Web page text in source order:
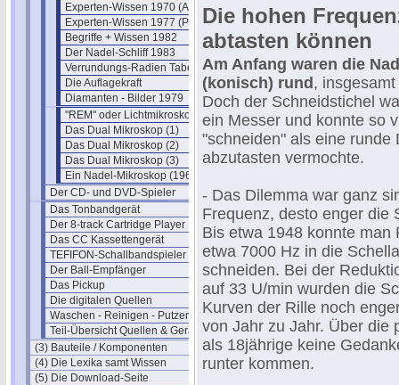
Experten-Wissen 1970 (AES)
Experten-Wissen 1977 (Paroc)
Begriffe + Wissen 1982
Der Nadel-Schliff 1983
Verrundungs-Radien Tabelle
Die Auflagekraft
Diamanten - Bilder 1979
"REM" oder Lichtmikroskop ?
Das Dual Mikroskop (1)
Das Dual Mikroskop (2)
Das Dual Mikroskop (3)
Ein Nadel-Mikroskop (1960)
Der CD- und DVD-Spieler
Das Tonbandgerät
Der 8-track Cartridge Player
Das CC Kassettengerät
TEFIFON-Schallbandspieler (1950)
Der Ball-Empfänger
Das Pickup
Die digitalen Quellen
Waschen - Reinigen - Putzen
Teil-Übersicht Quellen & Geräte
(3) Bauteile / Komponenten
(4) Die Lexika samt Wissen
(5) Die Download-Seite
Die hohen
abtasten können
Am Anfang waren die
(konisch) rund ,
Doch der Schneidstichel
ein Messer und konnte so
"schneiden" als eine runde
abzutasten vermochte.
- Das Dilemma war ganz
Frequenz, desto enger die
Bis etwa 1948 konnte man
etwa 7000 Hz in die
schneiden. Bei der
auf 33 U/min wurden die
Kurven der Rille noch
von Jahr zu Jahr. Über die
als 18jährige keine
runter kommen.